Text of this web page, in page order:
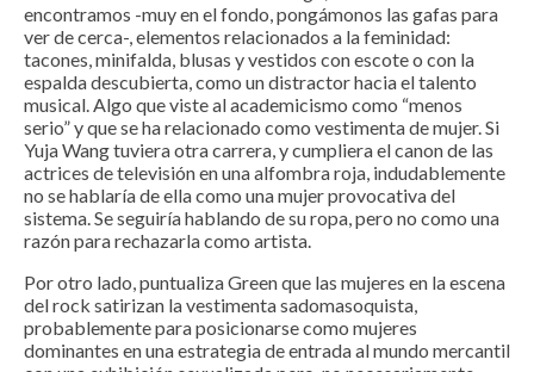
encontramos -muy en el fondo, pongámonos las gafas para
ver de cerca-, elementos relacionados a la feminidad:
tacones, minifalda, blusas y vestidos con escote o con la
espalda descubierta, como un distractor hacia el talento
musical. Algo que viste al academicismo como “menos
serio” y que se ha relacionado como vestimenta de mujer. Si
Yuja Wang tuviera otra carrera, y cumpliera el canon de las
actrices de televisión en una alfombra roja, indudablemente
no se hablaría de ella como una mujer provocativa del
sistema. Se seguiría hablando de su ropa, pero no como una
razón para rechazarla como artista.
Por otro lado, puntualiza Green que las mujeres en la escena
del rock satirizan la vestimenta sadomasoquista,
probablemente para posicionarse como mujeres
dominantes en una estrategia de entrada al mundo mercantil